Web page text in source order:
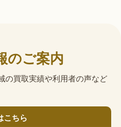
のご案内
の買取実績や利用者の声など
こちら